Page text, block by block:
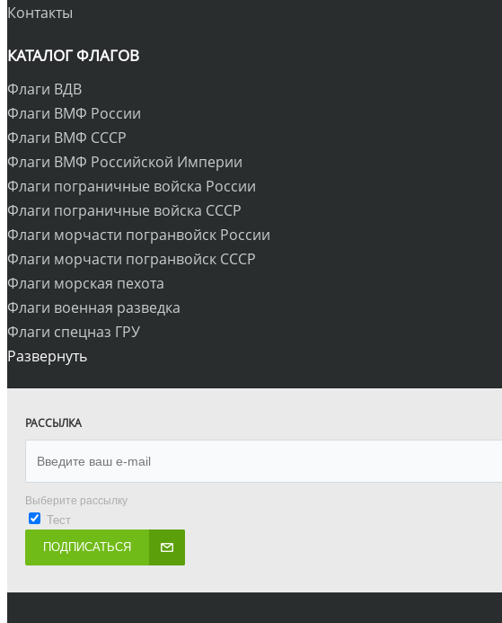
Контакты
КАТАЛОГ ФЛАГОВ
Флаги ВДВ
Флаги ВМФ России
Флаги ВМФ СССР
Флаги ВМФ Российской Империи
Флаги пограничные войска России
Флаги пограничные войска СССР
Флаги морчасти погранвойск России
Флаги морчасти погранвойск СССР
Флаги морская пехота
Флаги военная разведка
Флаги спецназ ГРУ
Развернуть
РАССЫЛКА
Выберите рассылку
Тест
ПОДПИСАТЬСЯ